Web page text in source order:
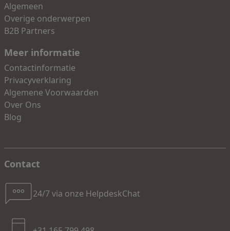
Algemeen
Overige onderwerpen
B2B Partners
Meer informatie
Contactinformatie
Privacyverklaring
Algemene Voorwaarden
Over Ons
Blog
Contact
24/7 via onze HelpdeskChat